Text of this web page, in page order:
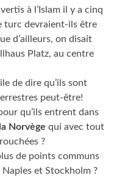
à l’Islam il y a cinq
turc devraient-ils être
d’ailleurs, on disait
Platz, au centre
de dire qu’ils sont
peut-être!
qu’ils entrent dans
la Norvège qui avec tout
?
de points communs
Naples et Stockholm ?